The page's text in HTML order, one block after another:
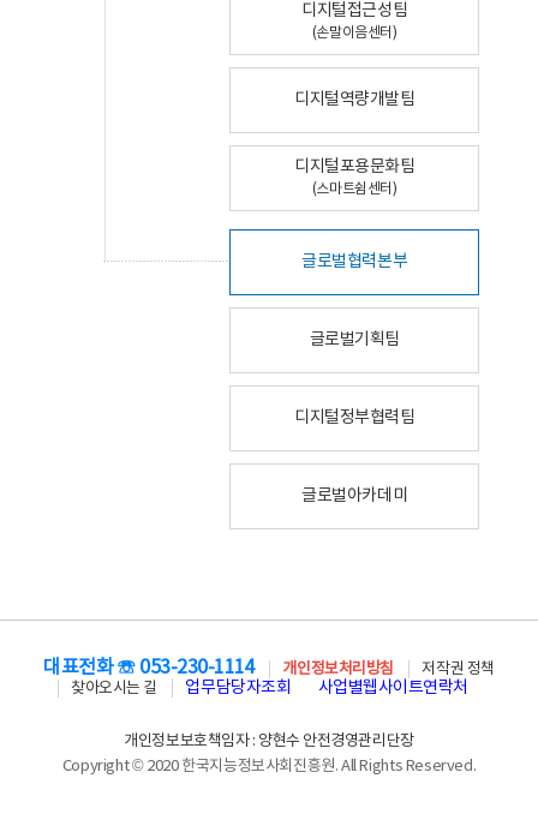
디지털접근성팀
(손말이음센터)
디지털역량개발팀
디지털포용문화팀
(스마트쉼센터)
글로벌협력본부
글로벌기획팀
디지털정부협력팀
글로벌아카데미
대표전화 ☏ 053-230-1114 개인정보처리방침
저작권 정책
찾아오시는 길
업무담당자조회 사업별웹사이트연락처
개인정보보호책임자 : 양현수 안전경영관리단장
Copyright © 2020 한국지능정보사회진흥원. All Rights Reserved.